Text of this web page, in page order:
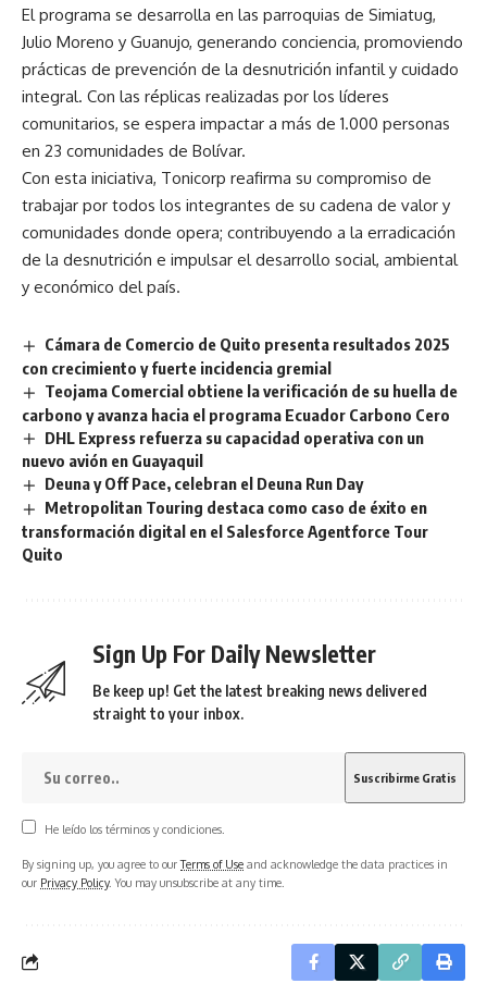
El programa se desarrolla en las parroquias de Simiatug,
Julio Moreno y Guanujo, generando conciencia, promoviendo
prácticas de prevención de la desnutrición infantil y cuidado
integral. Con las réplicas realizadas por los líderes
comunitarios, se espera impactar a más de 1.000 personas
en 23 comunidades de Bolívar.
Con esta iniciativa, Tonicorp reafirma su compromiso de
trabajar por todos los integrantes de su cadena de valor y
comunidades donde opera; contribuyendo a la erradicación
de la desnutrición e impulsar el desarrollo social, ambiental
y económico del país.
Cámara de Comercio de Quito presenta resultados 2025
con crecimiento y fuerte incidencia gremial
Teojama Comercial obtiene la verificación de su huella de
carbono y avanza hacia el programa Ecuador Carbono Cero
DHL Express refuerza su capacidad operativa con un
nuevo avión en Guayaquil
Deuna y Off Pace, celebran el Deuna Run Day
Metropolitan Touring destaca como caso de éxito en
transformación digital en el Salesforce Agentforce Tour
Quito
Sign Up For Daily Newsletter
Be keep up! Get the latest breaking news delivered
straight to your inbox.
He leído los términos y condiciones.
By signing up, you agree to ourTerms of Use and acknowledge the data practices in
our Privacy Policy. You may unsubscribe at any time.